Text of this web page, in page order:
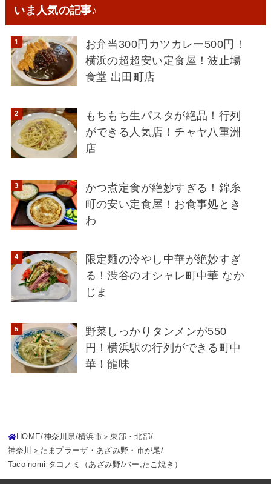
いま人気の記事♪
お弁当300円カツカレー500円！
横浜の超超安い定食屋！波止場
食堂 出田町店
もちもち生パスタが絶品！行列
ができる人気店！チャヤ八重洲
店
かつ煮定食が絶妙すぎる！錦糸
町の安い定食屋！お食事処とき
わ
限定麺の冷やし中華が絶妙すぎ
る！渋谷のオシャレ町中華 なか
じま
野菜しっかりタンメンが550
円！横浜駅の行列ができる町中
華！龍味
HOME 神奈川県 横浜市＞東部・北部
神奈川＞たまプラーザ・あざみ野・市が尾
Taco-nomi タコノミ（あざみ野/バー,たこ焼き）